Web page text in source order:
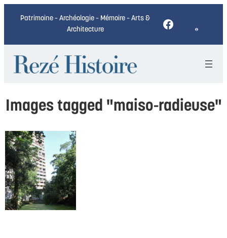
Patrimoine – Archéologie – Mémoire – Arts &
Architecture
Facebook
Images tagged "maiso-radieuse"